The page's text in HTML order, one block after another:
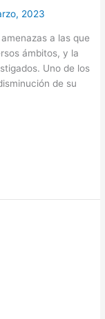
2023
a las que
ámbitos, y la
Uno de los
de su